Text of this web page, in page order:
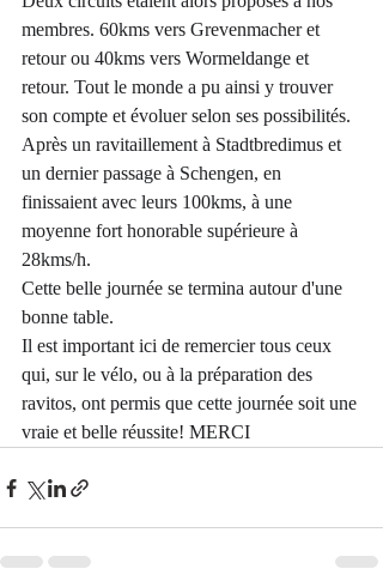
membres. 60kms vers Grevenmacher et
retour ou 40kms vers Wormeldange et
retour. Tout le monde a pu ainsi y trouver
son compte et évoluer selon ses possibilités.
Après un ravitaillement à Stadtbredimus et
un dernier passage à Schengen, en
finissaient avec leurs 100kms, à une
moyenne fort honorable supérieure à
28kms/h.
Cette belle journée se termina autour d'une
bonne table.
Il est important ici de remercier tous ceux
qui, sur le vélo, ou à la préparation des
ravitos, ont permis que cette journée soit une
vraie et belle réussite! MERCI